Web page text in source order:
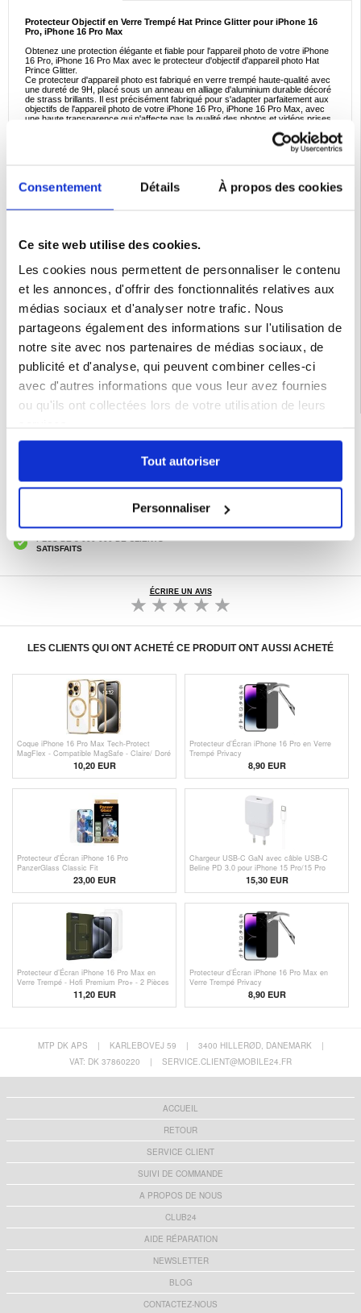
Consentement Détails À propos des cookies
Ce site web utilise des cookies.
Les cookies nous permettent de personnaliser le contenu
et les annonces, d'offrir des fonctionnalités relatives aux
médias sociaux et d'analyser notre trafic. Nous
partageons également des informations sur l'utilisation de
notre site avec nos partenaires de médias sociaux, de
publicité et d'analyse, qui peuvent combiner celles-ci
avec d'autres informations que vous leur avez fournies
ou qu'ils ont collectées lors de votre utilisation de leurs
Tout autoriser
Personnaliser
Protecteur Objectif en Verre Trempé Hat Prince Glitter pour iPhone 16
Pro, iPhone 16 Pro Max
Obtenez une protection élégante et fiable pour l'appareil photo de votre iPhone
16 Pro, iPhone 16 Pro Max avec le protecteur d'objectif d'appareil photo Hat
Prince Glitter.
Ce protecteur d'appareil photo est fabriqué en verre trempé haute-qualité avec
une dureté de 9H, placé sous un anneau en alliage d'aluminium durable décoré
de strass brillants. Il est précisément fabriqué pour s'adapter parfaitement aux
objectifs de l'appareil photo de votre iPhone 16 Pro, iPhone 16 Pro Max, avec
une haute transparence qui n'affecte pas la qualité des photos et vidéos prises.
- Protecteur d'objectif d'appareil photo Hat Prince Glitter pour iPhone 16 Pro,
- Construction à cinq couches avec du verre trempé 9H et un corps en alliage
- Bord d'arc lisse, sûr à utiliser et facile à appliquer sur votre téléphone
Compatibilité:
iPhone 16 Pro, iPhone 16 Pro Max
Emballage:
EAN: 5714122474940
Catégories associées:Accessoires téléphone ,Verre trempé,
Verre trempé
Verre Trempé iPhone 16 Pro Max
POUR LES MEMBRES DU CLUB24
CHAT EN DIRECT :
SATISFAITS
ÉCRIRE UN AVIS
LES CLIENTS QUI ONT ACHETÉ CE PRODUIT ONT AUSSI ACHETÉ
Coque iPhone 16 Pro Max Tech-Protect
MagFlex - Compatible MagSafe - Claire/ Doré
10,20 EUR
Protecteur d’Écran iPhone 16 Pro en Verre
Trempé Privacy
8,90 EUR
Protecteur d'Écran iPhone 16 Pro
PanzerGlass Classic Fit
23,00 EUR
Chargeur USB-C GaN avec câble USB-C
Beline PD 3.0 pour iPhone 15 Pro/15 Pro
Max/16 Pro/16 Pro Max - 30W - Blanc
15,30 EUR
Protecteur d’Écran iPhone 16 Pro Max en
Verre Trempé - Hofi Premium Pro+ - 2 Pièces
11,20 EUR
Protecteur d’Écran iPhone 16 Pro Max en
Verre Trempé Privacy
8,90 EUR
MTP DK APS | KARLEBOVEJ 59 | 3400 HILLERØD, DANEMARK
|
VAT: DK 37860220
| SERVICE.CLIENT@MOBILE24.FR
ACCUEIL
RETOUR
SERVICE CLIENT
SUIVI DE COMMANDE
A PROPOS DE NOUS
CLUB24
AIDE RÉPARATION
NEWSLETTER
BLOG
CONTACTEZ-NOUS